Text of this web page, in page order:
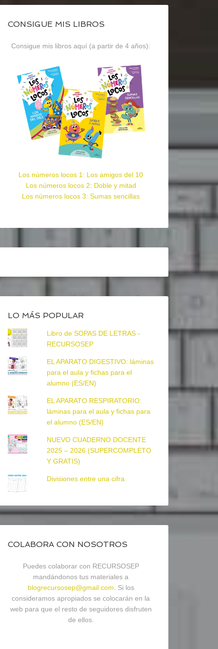
CONSIGUE MIS LIBROS
Consigue mis libros aquí (a partir de 4 años):
Los números locos 1: Los amigos del 10
Los números locos 2: Doble y mitad
Los números locos 3: Sumas sencillas
LO MÁS POPULAR
Libro de SOPAS DE LETRAS -
RECURSOSEP
EL APARATO DIGESTIVO: láminas
para el aula y fichas para el
alumno (ES/EN)
EL APARATO RESPIRATORIO:
láminas para el aula y fichas para
el alumno (ES/EN)
NUEVO CUADERNO DOCENTE
2025 – 2026 (SUPERCOMPLETO
Y GRATIS)
Divisiones entre una cifra
COLABORA CON NOSOTROS
Puedes colaborar con RECURSOSEP
mandándonos tus materiales a
blogrecursosep@gmail.com . Si los
consideramos apropiados se colocarán en la
web para que el resto de seguidores disfruten
de ellos.